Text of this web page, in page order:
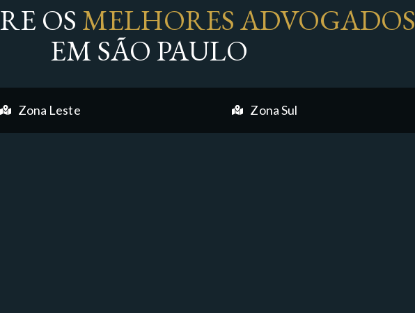
OS MELHORES ADVOGADOS
EM SÃO PAULO
Zona Leste Zona Sul